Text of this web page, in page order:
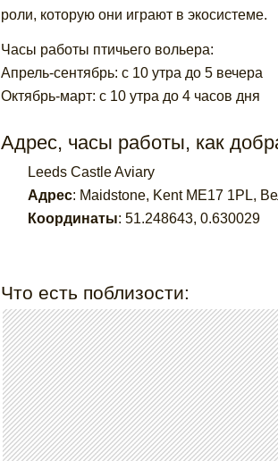
роли, которую они играют в экосистеме.
Часы работы птичьего вольера:
Апрель-сентябрь: с 10 утра до 5 вечера
Октябрь-март: с 10 утра до 4 часов дня
Адрес, часы работы, как
Leeds Castle Aviary
Адрес: Maidstone, Kent ME17 1PL,
Координаты: 51.248643, 0.630029
Что есть поблизости: